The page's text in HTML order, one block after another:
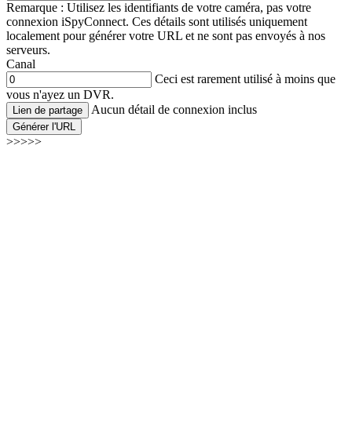
Remarque : Utilisez les identifiants de votre caméra, pas votre
connexion iSpyConnect. Ces détails sont utilisés uniquement
localement pour générer votre URL et ne sont pas envoyés à nos
serveurs.
Canal
Ceci est rarement utilisé à moins que
vous n'ayez un DVR.
Lien de partage Aucun détail de connexion inclus
Générer l'URL
>>>>>